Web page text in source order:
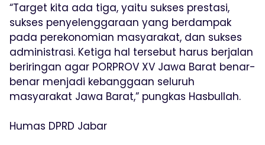
“Target kita ada tiga, yaitu sukses prestasi,
sukses penyelenggaraan yang berdampak
pada perekonomian masyarakat, dan sukses
administrasi. Ketiga hal tersebut harus berjalan
beriringan agar PORPROV XV Jawa Barat benar-
benar menjadi kebanggaan seluruh
masyarakat Jawa Barat,” pungkas Hasbullah.
Humas DPRD Jabar